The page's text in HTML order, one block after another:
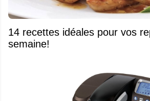
14 recettes idéales pour vos
semaine!